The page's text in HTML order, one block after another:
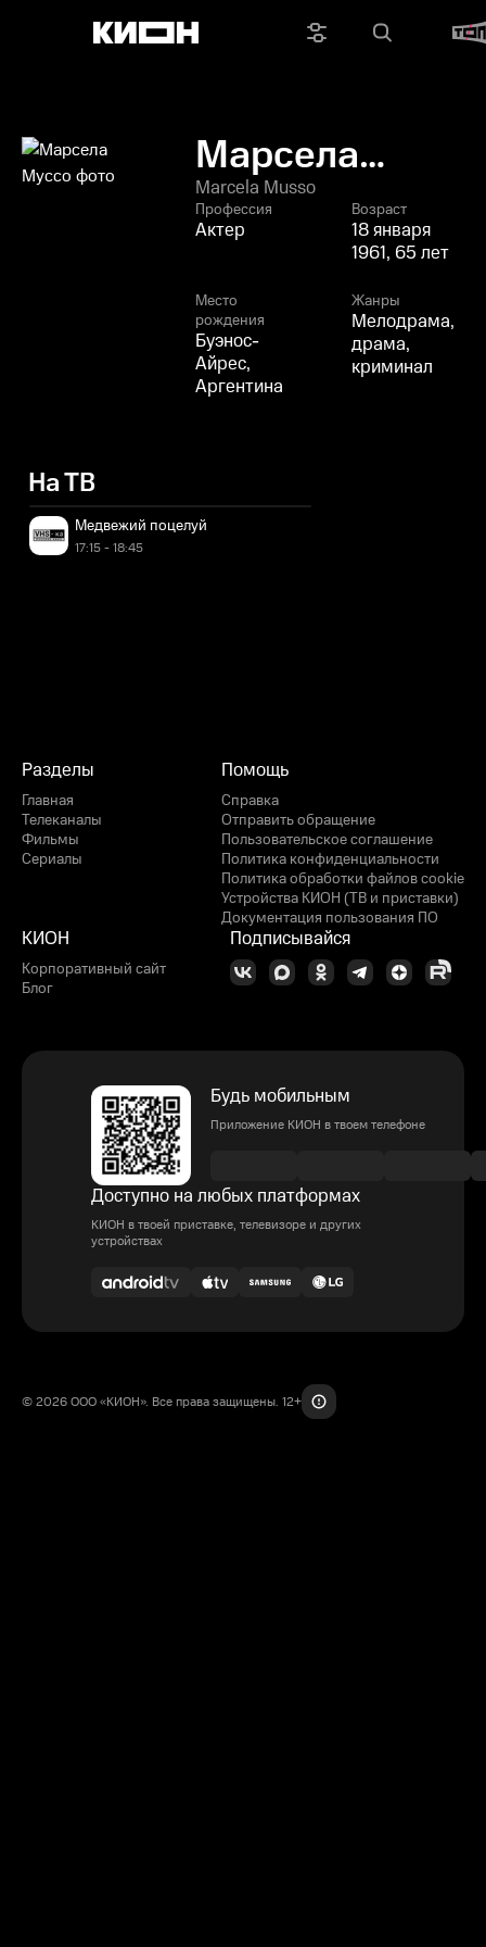
Марсела
Муссо
Marcela Musso
Профессия
Актер
Возраст
18 января
1961, 65 лет
Место
рождения
Буэнос-
Айрес,
Аргентина
Жанры
Мелодрама,
драма,
криминал
На ТВ
Медвежий поцелуй
17:15 - 18:45
Разделы
Главная
Телеканалы
Фильмы
Сериалы
Помощь
Справка
Отправить обращение
Пользовательское соглашение
Политика конфиденциальности
Политика обработки файлов cookie
Устройства КИОН (ТВ и приставки)
Документация пользования ПО
КИОН
Корпоративный сайт
Блог
Подписывайся
Будь мобильным
Приложение КИОН в твоем телефоне
Доступно на любых платформах
КИОН в твоей приставке, телевизоре и других
устройствах
© 2026 ООО «КИОН». Все права защищены. 12+